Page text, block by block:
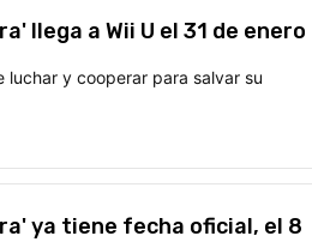
llega a Wii U el 31 de enero
luchar y cooperar para salvar su
ya tiene fecha oficial, el 8